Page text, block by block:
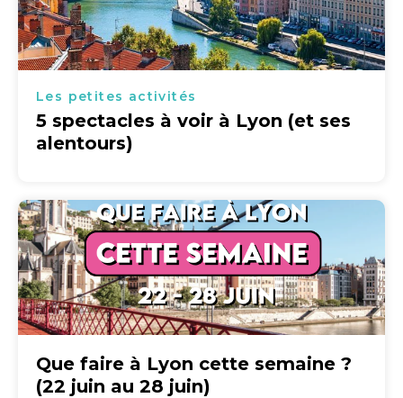
Les petites activités
5 spectacles à voir à Lyon (et ses
alentours)
Que faire à Lyon cette semaine ?
(22 juin au 28 juin)